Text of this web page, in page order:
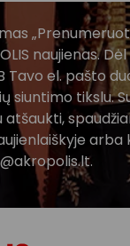
naujienas.
Tavo el. pašto
siuntimo tikslu.
atšaukti,
arba